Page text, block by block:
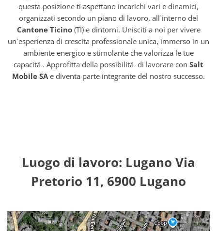
questa posizione ti aspettano incarichi vari e dinamici,
organizzati secondo un piano di lavoro, all`interno del
Cantone Ticino(TI) e dintorni. Unisciti a noi per vivere
un`esperienza di crescita professionale unica, immerso in un
ambiente energico e stimolante che valorizza le tue
capacitá . Approfitta della possibilitá di lavorare con Salt
Mobile SAe diventa parte integrante del nostro successo.
Luogo di lavoro: Lugano Via
Pretorio 11, 6900 Lugano